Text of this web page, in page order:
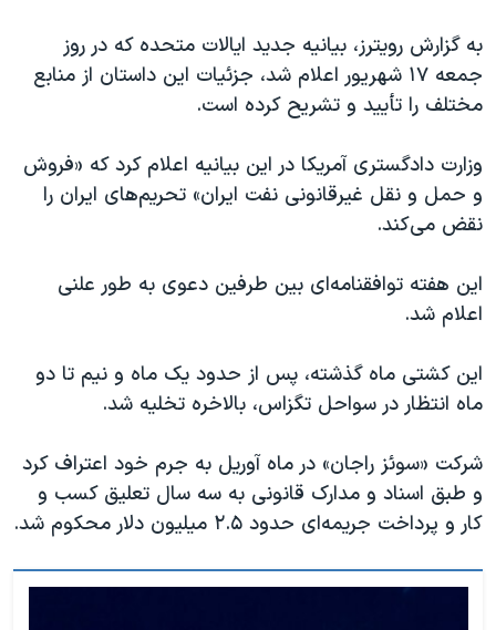
صفحه‌های ویژه
سفر پرزیدنت ترامپ به چین
به گزارش رویترز، بیانیه جدید ایالات متحده که در روز
جمعه ۱۷ شهریور اعلام شد، جزئیات این داستان از منابع
مختلف را تأیید و تشریح کرده است.
وزارت دادگستری آمریکا در این بیانیه اعلام کرد که «فروش
و حمل و نقل غیرقانونی نفت ایران» تحریم‌های ایران را
نقض می‌کند.
این هفته توافقنامه‌ای بین طرفین دعوی به طور علنی
اعلام شد.
این کشتی ماه گذشته، پس از حدود یک ماه و نیم تا دو
ماه انتظار در سواحل تگزاس، بالاخره تخلیه شد.
شرکت «سوئز راجان» در ماه آوریل به جرم خود اعتراف کرد
و طبق اسناد و مدارک قانونی به سه سال تعلیق کسب و
کار و پرداخت جریمه‌ای حدود ۲.۵ میلیون دلار محکوم شد.